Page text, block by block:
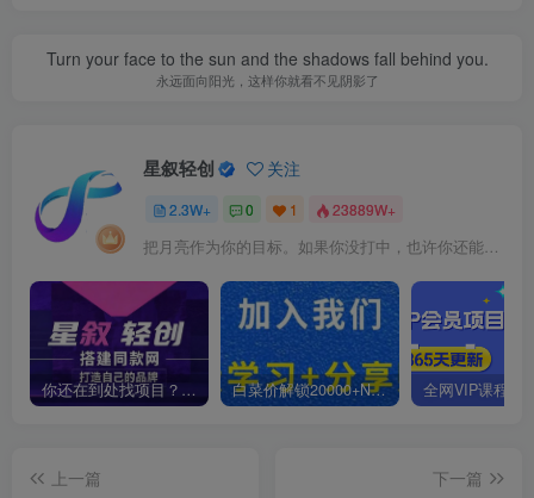
Turn your face to the sun and the shadows fall behind you.
永远面向阳光，这样你就看不见阴影了
星叙轻创 关注
2.3W+ 0 1 23889W+
把月亮作为你的目标。如果你没打中，也许你还能打中星星
你还在到处找项目？还在当韭菜？我靠卖项目一个月收入5万+，曾经我也是个失败者。 白菜价解锁20000+N个赚钱机会，加入星叙轻创会员，全站资源免费学习。
上一篇
下一篇